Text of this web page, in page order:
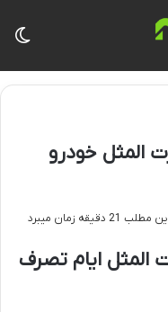
المثل خودرو
دقیقه زمان میبرد
المثل ایام تصرف